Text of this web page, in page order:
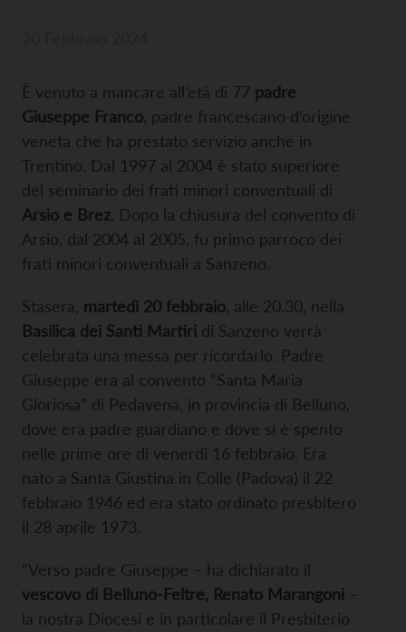
È venuto a mancare all’età di 77 padre
Giuseppe Franco , padre francescano d’origine
veneta che ha prestato servizio anche in
Trentino. Dal 1997 al 2004 è stato superiore
del seminario dei frati minori conventuali di
Arsio e Brez. Dopo la chiusura del convento di
Arsio, dal 2004 al 2005, fu primo parroco dei
frati minori conventuali a Sanzeno.
Stasera, martedì 20 febbraio , alle 20.30, nella
Basilica dei Santi Martiri di Sanzeno verrà
celebrata una messa per ricordarlo. Padre
Giuseppe era al convento “Santa Maria
Gloriosa” di Pedavena, in provincia di Belluno,
dove era padre guardiano e dove si è spento
nelle prime ore di venerdì 16 febbraio. Era
nato a Santa Giustina in Colle (Padova) il 22
febbraio 1946 ed era stato ordinato presbitero
il 28 aprile 1973.
“Verso padre Giuseppe – ha dichiarato il
vescovo di Belluno-Feltre, Renato Marangoni –
la nostra Diocesi e in particolare il Presbiterio